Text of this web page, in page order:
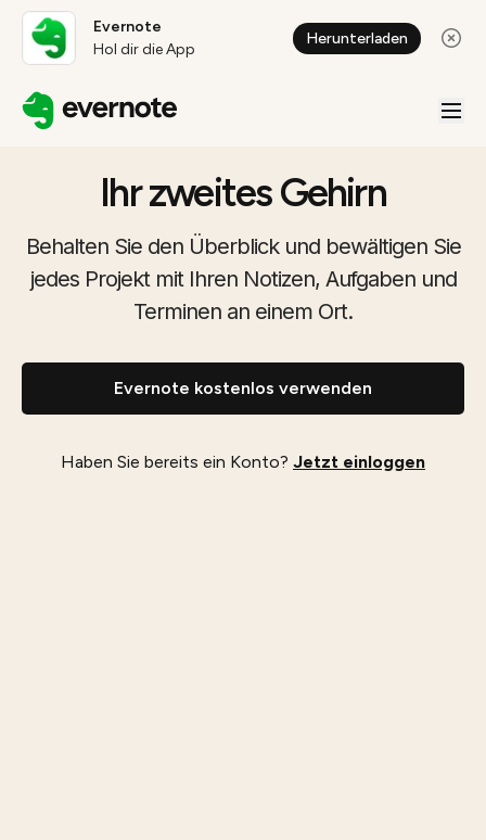
Evernote
Hol dir die App
Herunterladen
Ihr zweites Gehirn
Behalten Sie den Überblick und bewältigen Sie
jedes Projekt mit Ihren Notizen, Aufgaben und
Terminen an einem Ort.
Evernote kostenlos verwenden
Haben Sie bereits ein Konto? Jetzt einloggen